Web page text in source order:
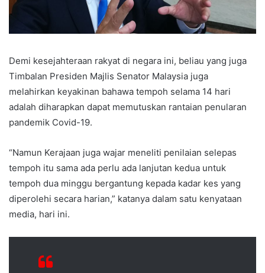
Demi kesejahteraan rakyat di negara ini, beliau yang juga
Timbalan Presiden Majlis Senator Malaysia juga
melahirkan keyakinan bahawa tempoh selama 14 hari
adalah diharapkan dapat memutuskan rantaian penularan
pandemik Covid-19.
“Namun Kerajaan juga wajar meneliti penilaian selepas
tempoh itu sama ada perlu ada lanjutan kedua untuk
tempoh dua minggu bergantung kepada kadar kes yang
diperolehi secara harian,” katanya dalam satu kenyataan
media, hari ini.